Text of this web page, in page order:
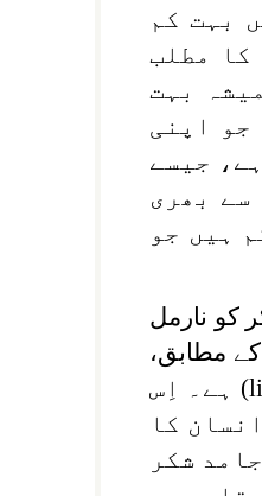
بہت کم
کا مطلب
بہت
جو اپنی
جیسے
سے بھری
ہیں جو
کو نارمل
مطابق،
ہے۔ اِس
کا
شکر